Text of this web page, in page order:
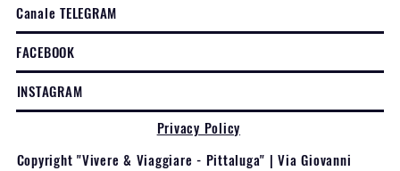
Canale TELEGRAM
FACEBOOK
INSTAGRAM
Privacy Policy
Copyright "Vivere & Viaggiare - Pittaluga" | Via Giovanni